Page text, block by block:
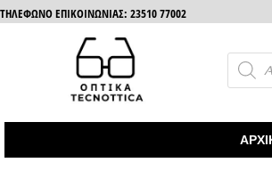
ΤΗΛΈΦΩΝΟ ΕΠΙΚΟΙΝΩΝΊΑΣ: 23510 77002